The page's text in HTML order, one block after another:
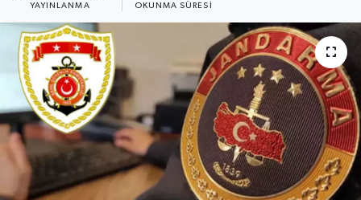
YAYINLANMA OKUNMA SÜRESI
MAGAZİN
YEREL